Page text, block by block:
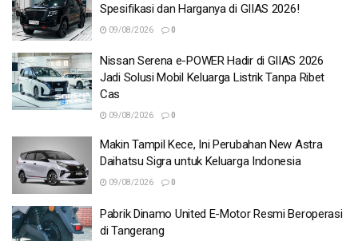
Spesifikasi dan Harganya di GIIAS 2026!
09/08/2026 0
Nissan Serena e-POWER Hadir di GIIAS 2026
Jadi Solusi Mobil Keluarga Listrik Tanpa Ribet
Cas
09/08/2026 0
Makin Tampil Kece, Ini Perubahan New Astra
Daihatsu Sigra untuk Keluarga Indonesia
09/08/2026 0
Pabrik Dinamo United E-Motor Resmi Beroperasi
di Tangerang